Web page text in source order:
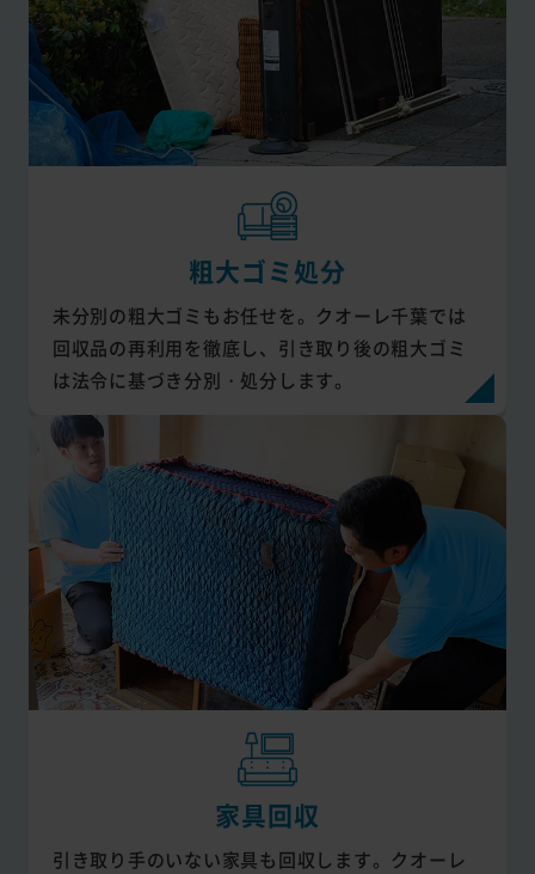
粗大ゴミ処分
未分別の粗大ゴミもお任せを。クオーレ千葉では
回収品の再利用を徹底し、引き取り後の粗大ゴミ
は法令に基づき分別・処分します。
家具回収
引き取り手のいない家具も回収します。クオーレ